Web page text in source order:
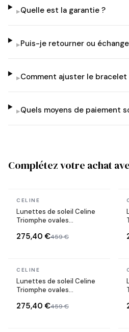
▸Quelle est la garantie ?
▸Puis-je retourner ou
▸Comment ajuster le bracelet
▸Quels moyens de paiement
Complétez votre achat
En stock
CELINE
Lunettes de soleil Celine
Triomphe ovales
275,40 €459 €
En stock
CELINE
Lunettes de soleil Celine
Triomphe ovales
275,40 €459 €